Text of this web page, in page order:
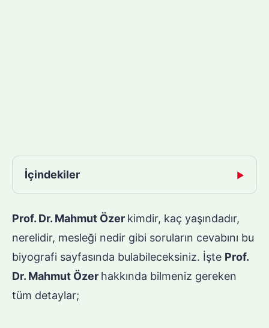
İçindekiler ▶
Prof. Dr. Mahmut Özer kimdir, kaç yaşındadır,
nerelidir, mesleği nedir gibi soruların cevabını bu
biyografi sayfasında bulabileceksiniz. İşte Prof.
Dr. Mahmut Özer hakkında bilmeniz gereken
tüm detaylar;